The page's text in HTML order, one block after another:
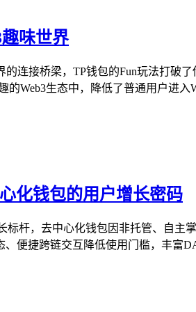
味世界
连接桥梁，TP钱包的Fun玩法打
Web3生态中，降低了普通用户进
化钱包的用户增长密码
标杆，去中心化钱包因非托管、自
便捷跨链交互降低使用门槛，丰富